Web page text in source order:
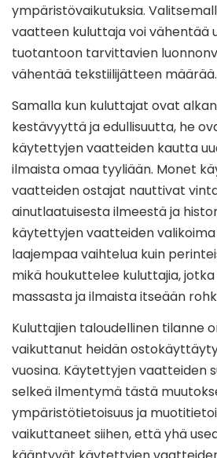
ympäristövaikutuksia.
vaatteen kuluttaja voi vähentää
tuotantoon tarvittavien
vähentää tekstiilijätteen määrää.
Samalla kun kuluttajat ovat
kestävyyttä ja edullisuutta, he
käytettyjen vaatteiden kautta
ilmaista omaa tyyliään. Monet
vaatteiden ostajat nauttivat
ainutlaatuisesta ilmeestä ja
käytettyjen vaatteiden
laajempaa vaihtelua kuin
mikä houkuttelee kuluttajia,
massasta ja ilmaista itseään
Kuluttajien taloudellinen tilanne
vaikuttanut heidän
vuosina. Käytettyjen vaatteiden
selkeä ilmentymä tästä
ympäristötietoisuus ja
vaikuttaneet siihen, että yhä